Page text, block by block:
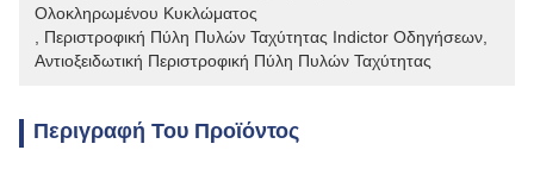
Ολοκληρωμένου Κυκλώματος
Περιστροφική Πύλη Πυλών Ταχύτητας Indictor Οδηγήσεων
Αντιοξειδωτική Περιστροφική Πύλη Πυλών Ταχύτητας
Περιγραφή Του Προϊόντος